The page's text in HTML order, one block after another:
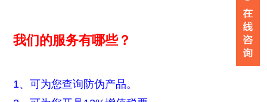
我们的服务有哪些？
1、可为您查询防伪产品。